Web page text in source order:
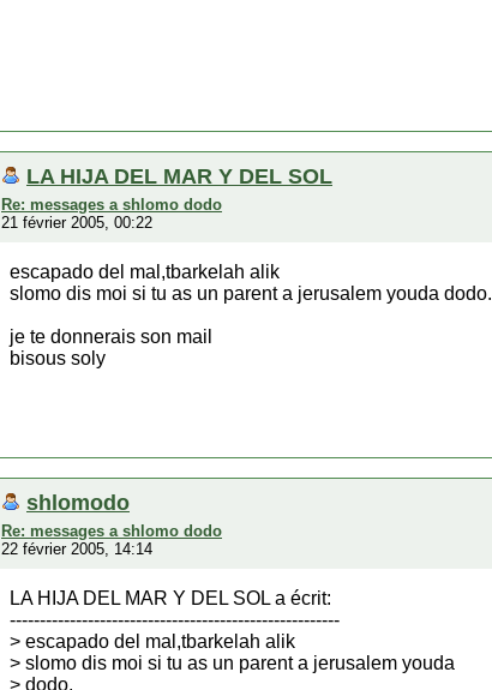
LA HIJA DEL MAR Y DEL SOL
Re: messages a shlomo dodo
21 février 2005, 00:22
escapado del mal,tbarkelah alik
slomo dis moi si tu as un parent a jerusalem youda dodo.
je te donnerais son mail
bisous soly
shlomodo
Re: messages a shlomo dodo
22 février 2005, 14:14
LA HIJA DEL MAR Y DEL SOL a écrit:
-------------------------------------------------------
> escapado del mal,tbarkelah alik
> slomo dis moi si tu as un parent a jerusalem youda
> dodo.